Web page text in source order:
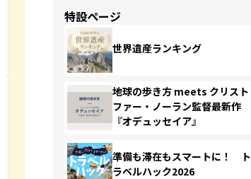
特設ページ
世界遺産ランキング
地球の歩き方 meets クリスト
ファー・ノーラン監督最新作
『オデュッセイア』
準備も滞在もスマートに！ ト
ラベルハック2026